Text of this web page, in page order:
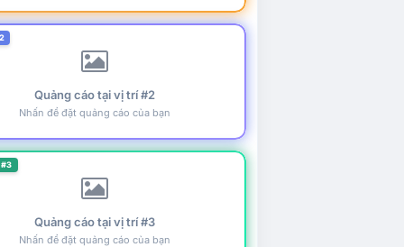
Quảng cáo tại vị trí #2
Nhấn để đặt quảng cáo của bạn
Quảng cáo tại vị trí #3
Nhấn để đặt quảng cáo của bạn